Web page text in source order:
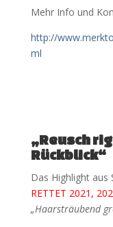
Mehr Info und
http://
ml
„Reusch
Rückblick“
Das Highlight aus
RETTET 2021,
„Haarsträubend